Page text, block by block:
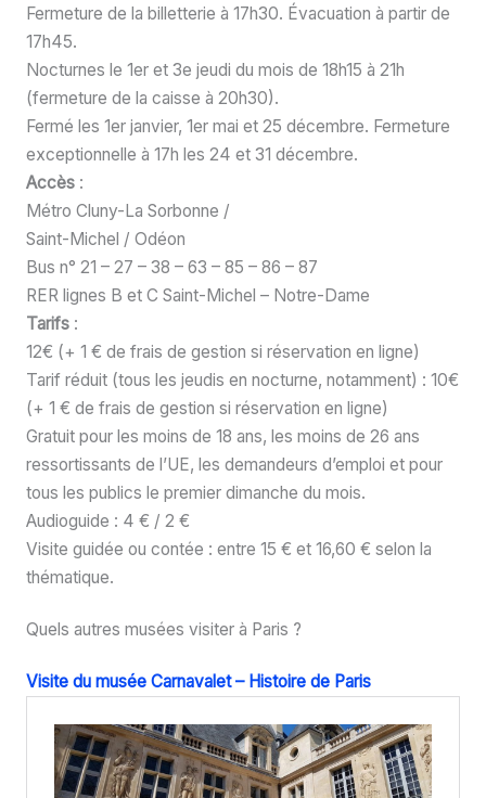
Fermeture de la billetterie à 17h30. Évacuation à partir de
17h45.
Nocturnes le 1er et 3e jeudi du mois de 18h15 à 21h
(fermeture de la caisse à 20h30).
Fermé les 1er janvier, 1er mai et 25 décembre. Fermeture
exceptionnelle à 17h les 24 et 31 décembre.
Accès :
Métro Cluny-La Sorbonne /
Saint-Michel / Odéon
Bus n° 21 – 27 – 38 – 63 – 85 – 86 – 87
RER lignes B et C Saint-Michel – Notre-Dame
Tarifs :
12€ (+ 1 € de frais de gestion si réservation en ligne)
Tarif réduit (tous les jeudis en nocturne, notamment) : 10€
(+ 1 € de frais de gestion si réservation en ligne)
Gratuit pour les moins de 18 ans, les moins de 26 ans
ressortissants de l’UE, les demandeurs d’emploi et pour
tous les publics le premier dimanche du mois.
Audioguide : 4 € / 2 €
Visite guidée ou contée : entre 15 € et 16,60 € selon la
thématique.
Quels autres musées visiter à Paris ?
Visite du musée Carnavalet – Histoire de Paris